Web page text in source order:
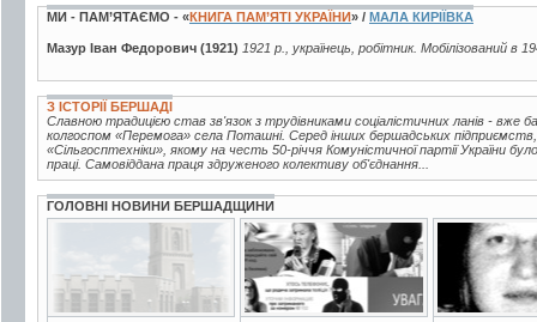
МИ - ПАМ’ЯТАЄМО - «КНИГА ПАМ’ЯТІ УКРАЇНИ» / МАЛА КИРІЇВКА
Мазур Іван Федорович (1921) 1921 р., українець, робітник. Мобілізований в
З ІСТОРІЇ БЕРШАДІ
Славною традицією став зв'язок з трудівниками соціалістичних ланів - вже
колгоспом «Перемога» села Поташні. Серед інших бершадських
«Сільгосптехніки», якому на честь 50-річчя Комуністичної партії України
праці. Самовіддана праця здруженого колективу об'єднання...
ГОЛОВНІ НОВИНИ БЕРШАДЩИНИ